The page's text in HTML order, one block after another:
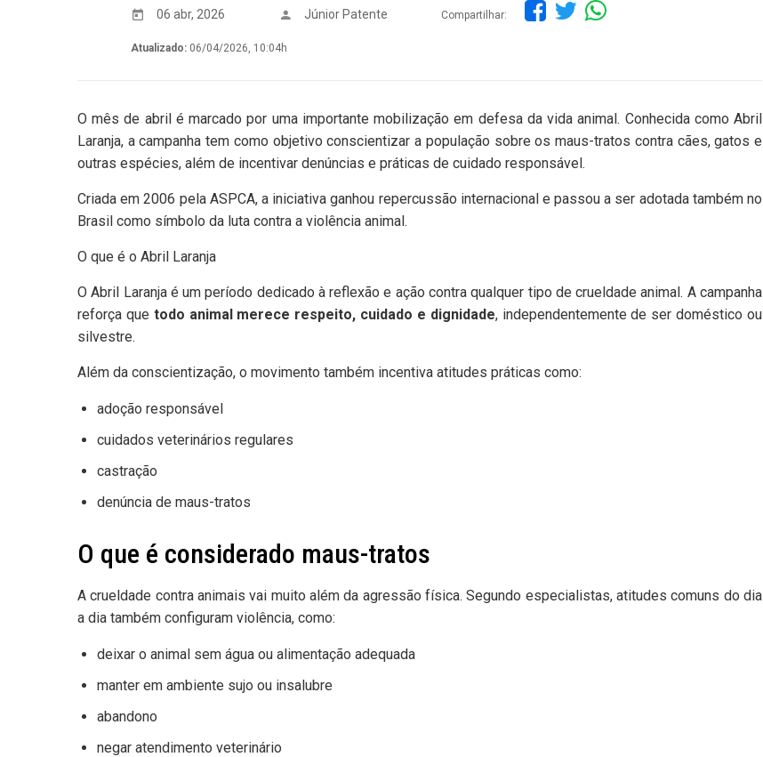
06 abr, 2026 Júnior Patente Compartilhar:
Atualizado: 06/04/2026, 10:04h
O mês de abril é marcado por uma importante mobilização em defesa da vida animal. Conhecida como Abril
Laranja, a campanha tem como objetivo conscientizar a população sobre os maus-tratos contra cães, gatos e
outras espécies, além de incentivar denúncias e práticas de cuidado responsável.
Criada em 2006 pela ASPCA, a iniciativa ganhou repercussão internacional e passou a ser adotada também no
Brasil como símbolo da luta contra a violência animal.
O que é o Abril Laranja
O Abril Laranja é um período dedicado à reflexão e ação contra qualquer tipo de crueldade animal. A campanha
reforça que todo animal merece respeito, cuidado e dignidade, independentemente de ser doméstico ou
silvestre.
Além da conscientização, o movimento também incentiva atitudes práticas como:
adoção responsável
cuidados veterinários regulares
castração
denúncia de maus-tratos
O que é considerado maus-tratos
A crueldade contra animais vai muito além da agressão física. Segundo especialistas, atitudes comuns do dia
a dia também configuram violência, como:
deixar o animal sem água ou alimentação adequada
manter em ambiente sujo ou insalubre
abandono
negar atendimento veterinário